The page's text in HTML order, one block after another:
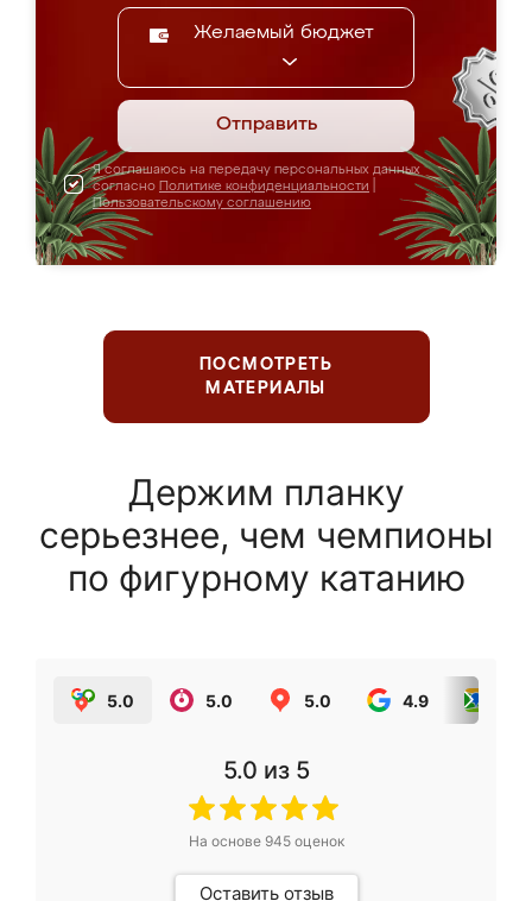
Желаемый бюджет
Отправить
Я соглашаюсь на передачу персональных данных
согласно Политике конфиденциальности
Пользовательскому соглашению
ПОСМОТРЕТЬ
МАТЕРИАЛЫ
Держим планку
серьезнее, чем чемпионы
по фигурному катанию
5.0 5.0 5.0 4.9
5.0 из 5
На основе 945оценок
Оставить отзыв